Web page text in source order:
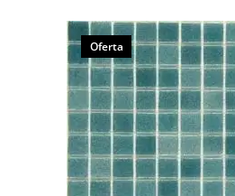
5.00de 5
Oferta